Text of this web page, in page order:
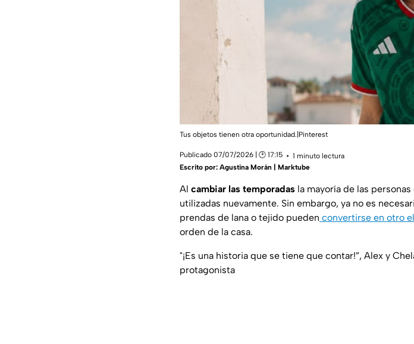
Tus objetos tienen otra oportunidad.|Pinterest
Publicado 07/07/2026 | 🕑 17:15
1 minuto lectura
Escrito por: Agustina Morán | Marktube
Al cambiar las temporadas la mayoría de las
utilizadas nuevamente. Sin embargo, ya no es
prendas de lana o tejido pueden convertirse en otro
orden de la casa.
"¡Es una historia que se tiene que contar!”, Alex y
protagonista